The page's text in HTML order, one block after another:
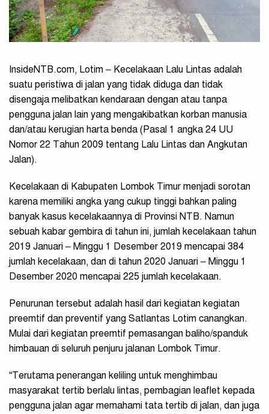
InsideNTB.com, Lotim – Kecelakaan Lalu Lintas adalah
suatu peristiwa di jalan yang tidak diduga dan tidak
disengaja melibatkan kendaraan dengan atau tanpa
pengguna jalan lain yang mengakibatkan korban manusia
dan/atau kerugian harta benda (Pasal 1 angka 24 UU
Nomor 22 Tahun 2009 tentang Lalu Lintas dan Angkutan
Jalan).
Kecelakaan di Kabupaten Lombok Timur menjadi sorotan
karena memiliki angka yang cukup tinggi bahkan paling
banyak kasus kecelakaannya di Provinsi NTB. Namun
sebuah kabar gembira di tahun ini, jumlah kecelakaan tahun
2019 Januari – Minggu 1 Desember 2019 mencapai 384
jumlah kecelakaan, dan di tahun 2020 Januari – Minggu 1
Desember 2020 mencapai 225 jumlah kecelakaan.
Penurunan tersebut adalah hasil dari kegiatan kegiatan
preemtif dan preventif yang Satlantas Lotim canangkan.
Mulai dari kegiatan preemtif pemasangan baliho/spanduk
himbauan di seluruh penjuru jalanan Lombok Timur.
“Terutama penerangan keliling untuk menghimbau
masyarakat tertib berlalu lintas, pembagian leaflet kepada
pengguna jalan agar memahami tata tertib di jalan, dan juga